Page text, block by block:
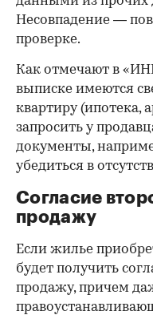
Несовпадение —
проверке.
Как отмечают в
выписке имеются
квартиру (ипотека,
запросить у
документы,
убедиться в
Согласие
продажу
Если жилье
будет получить
продажу, причем